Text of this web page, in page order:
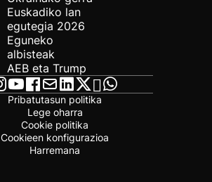
Euskadiko lan
egutegia 2026
Eguneko
albisteak
AEB eta Trump
Pribatutasun politika
Lege oharra
Cookie politika
Cookieen konfigurazioa
Harremana